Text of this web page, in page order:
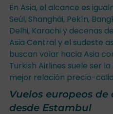
En Asia, el alcance es
Seúl, Shanghái, Pekín,
Delhi, Karachi y decenas
Asia Central y el sudeste
buscan volar hacia Asia
Turkish Airlines suele ser
mejor relación precio-
Vuelos europeos
desde Estambul